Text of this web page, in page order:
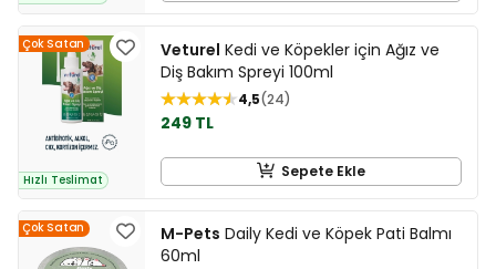
Çok Satan
Hızlı Teslimat
Veturel Kedi ve Köpekler için Ağız ve
Diş Bakım Spreyi 100ml
4,5 24
249 TL
Sepete Ekle
Çok Satan M-Pets Daily Kedi ve Köpek Pati Balmı
60ml